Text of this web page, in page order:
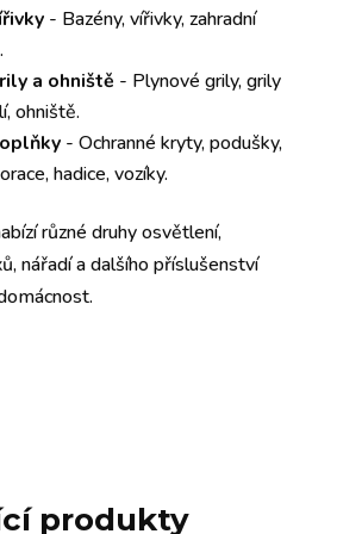
- Bazény, vířivky, zahradní
a ohniště - Plynové grily, grily
ohniště.
- Ochranné kryty, podušky,
hadice, vozíky.
různé druhy osvětlení,
nářadí a dalšího příslušenství
produkty